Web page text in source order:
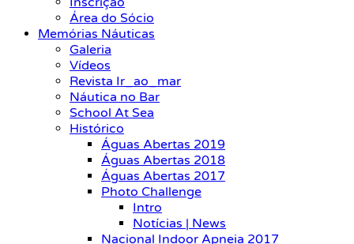
Área do Sócio
Memórias Náuticas
Galeria
Vídeos
Revista Ir_ao_mar
Náutica no Bar
School At Sea
Histórico
Águas Abertas 2019
Águas Abertas 2018
Águas Abertas 2017
Photo Challenge
Intro
Notícias | News
Nacional Indoor Apneia 2017